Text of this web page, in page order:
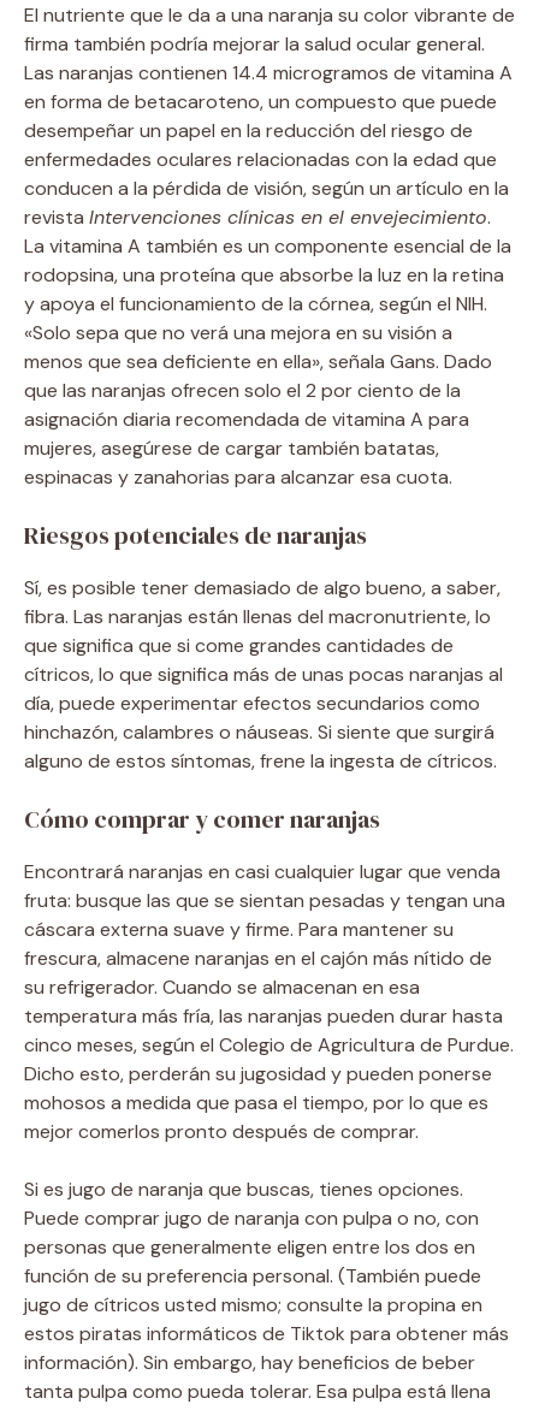
El nutriente que le da a una naranja su color vibrante de
firma también podría mejorar la salud ocular general.
Las naranjas contienen 14.4 microgramos de vitamina A
en forma de betacaroteno, un compuesto que puede
desempeñar un papel en la reducción del riesgo de
enfermedades oculares relacionadas con la edad que
conducen a la pérdida de visión, según un artículo en la
revista Intervenciones clínicas en el envejecimiento.
La vitamina A también es un componente esencial de la
rodopsina, una proteína que absorbe la luz en la retina
y apoya el funcionamiento de la córnea, según el NIH.
«Solo sepa que no verá una mejora en su visión a
menos que sea deficiente en ella», señala Gans. Dado
que las naranjas ofrecen solo el 2 por ciento de la
asignación diaria recomendada de vitamina A para
mujeres, asegúrese de cargar también batatas,
espinacas y zanahorias para alcanzar esa cuota.
Riesgos potenciales de naranjas
Sí, es posible tener demasiado de algo bueno, a saber,
fibra. Las naranjas están llenas del macronutriente, lo
que significa que si come grandes cantidades de
cítricos, lo que significa más de unas pocas naranjas al
día, puede experimentar efectos secundarios como
hinchazón, calambres o náuseas. Si siente que surgirá
alguno de estos síntomas, frene la ingesta de cítricos.
Cómo comprar y comer naranjas
Encontrará naranjas en casi cualquier lugar que venda
fruta: busque las que se sientan pesadas y tengan una
cáscara externa suave y firme. Para mantener su
frescura, almacene naranjas en el cajón más nítido de
su refrigerador. Cuando se almacenan en esa
temperatura más fría, las naranjas pueden durar hasta
cinco meses, según el Colegio de Agricultura de Purdue.
Dicho esto, perderán su jugosidad y pueden ponerse
mohosos a medida que pasa el tiempo, por lo que es
mejor comerlos pronto después de comprar.
Si es jugo de naranja que buscas, tienes opciones.
Puede comprar jugo de naranja con pulpa o no, con
personas que generalmente eligen entre los dos en
función de su preferencia personal. (También puede
jugo de cítricos usted mismo; consulte la propina en
estos piratas informáticos de Tiktok para obtener más
información). Sin embargo, hay beneficios de beber
tanta pulpa como pueda tolerar. Esa pulpa está llena